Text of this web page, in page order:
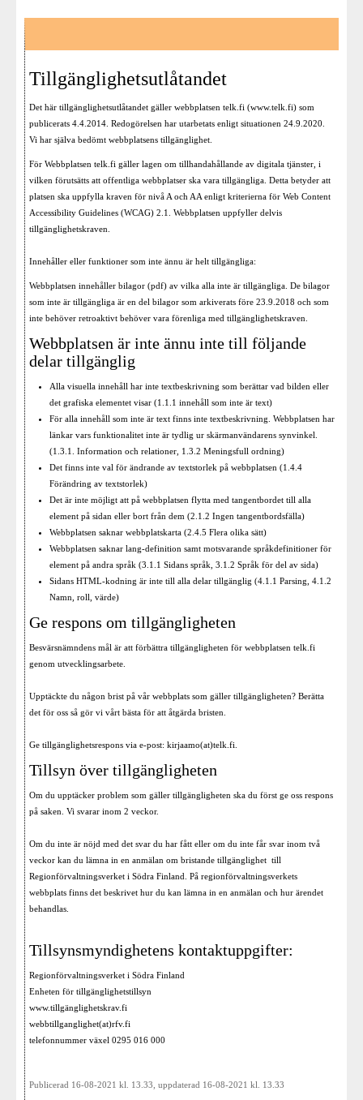
Tillgänglighetsutlåtandet
Det här tillgänglighetsutlåtandet gäller webbplatsen telk.fi (www.telk.fi) som
publicerats 4.4.2014. Redogörelsen har utarbetats enligt situationen 24.9.2020.
Vi har själva bedömt webbplatsens tillgänglighet.
För Webbplatsen telk.fi gäller lagen om tillhandahållande av digitala tjänster, i
vilken förutsätts att offentliga webbplatser ska vara tillgängliga. Detta betyder att
platsen ska uppfylla kraven för nivå A och AA enligt kriterierna för Web Content
Accessibility Guidelines (WCAG) 2.1. Webbplatsen uppfyller delvis
tillgänglighetskraven.
Innehåller eller funktioner som inte ännu är helt tillgängliga:
Webbplatsen innehåller bilagor (pdf) av vilka alla inte är tillgängliga. De bilagor
som inte är tillgängliga är en del bilagor som arkiverats före 23.9.2018 och som
inte behöver retroaktivt behöver vara förenliga med tillgänglighetskraven.
Webbplatsen är inte ännu inte till följande
delar tillgänglig
Alla visuella innehåll har inte textbeskrivning som berättar vad bilden eller
det grafiska elementet visar (1.1.1 innehåll som inte är text)
För alla innehåll som inte är text finns inte textbeskrivning. Webbplatsen har
länkar vars funktionalitet inte är tydlig ur skärmanvändarens synvinkel.
(1.3.1. Information och relationer, 1.3.2 Meningsfull ordning)
Det finns inte val för ändrande av textstorlek på webbplatsen (1.4.4
Förändring av textstorlek)
Det är inte möjligt att på webbplatsen flytta med tangentbordet till alla
element på sidan eller bort från dem (2.1.2 Ingen tangentbordsfälla)
Webbplatsen saknar webbplatskarta (2.4.5 Flera olika sätt)
Webbplatsen saknar lang-definition samt motsvarande språkdefinitioner för
element på andra språk (3.1.1 Sidans språk, 3.1.2 Språk för del av sida)
Sidans HTML-kodning är inte till alla delar tillgänglig (4.1.1 Parsing, 4.1.2
Namn, roll, värde)
Ge respons om tillgängligheten
Besvärsnämndens mål är att förbättra tillgängligheten för webbplatsen telk.fi
genom utvecklingsarbete.
Upptäckte du någon brist på vår webbplats som gäller tillgängligheten? Berätta
det för oss så gör vi vårt bästa för att åtgärda bristen.
Ge tillgänglighetsrespons via e-post: kirjaamo(at)telk.fi.
Tillsyn över tillgängligheten
Om du upptäcker problem som gäller tillgängligheten ska du först ge oss respons
på saken. Vi svarar inom 2 veckor.
Om du inte är nöjd med det svar du har fått eller om du inte får svar inom två
veckor kan du lämna in en anmälan om bristande tillgänglighet till
Regionförvaltningsverket i Södra Finland. På regionförvaltningsverkets
webbplats finns det beskrivet hur du kan lämna in en anmälan och hur ärendet
behandlas.
Tillsynsmyndighetens kontaktuppgifter:
Regionförvaltningsverket i Södra Finland
Enheten för tillgänglighetstillsyn
www.tillgänglighetskrav.fi
webbtillganglighet(at)rfv.fi
telefonnummer växel 0295 016 000
Publicerad 16-08-2021 kl. 13.33, uppdaterad 16-08-2021 kl. 13.33